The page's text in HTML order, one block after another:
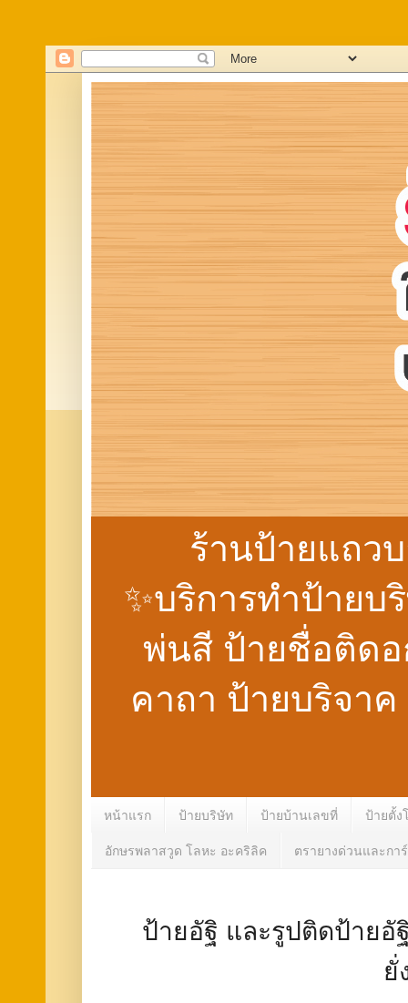
ร้านป้ายแถว
✨บริการทำป้าย
พ่นสี ป้ายชื่อติดอ
คาถา ป้ายบริจา
หน้าแรก ป้ายบริษัท ป้ายบ้านเลขที่ ป้ายตั้ง
อักษรพลาสวูด โลหะ อะคริลิค ตรายางด่วนและกา
ป้ายอัฐิ และรูปติดป้ายอั
ยั่